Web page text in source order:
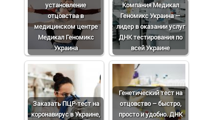
установление
отцовства в
медицинском центре
Медикал Геномикс
Украина
Компания Медикал
Геномикс Украина —
лидер в оказании услуг
ДНК тестирования по
всей Украине
Заказать ПЦР-тест на
коронавирус в Украине,
Генетический тест на
отцовство – быстро,
просто и удобно. ДНК